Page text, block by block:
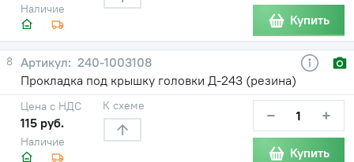
Наличие
Купить
8
240-1003108
Прокладка под крышку головки Д-243 (резина)
Наличие
Цена с НДС
115 руб.
К схеме − +
Купить